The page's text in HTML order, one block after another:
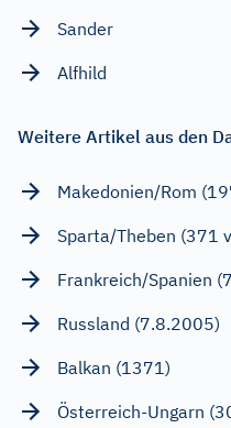
Sander
Alfhild
Weitere Artikel aus den
Makedonien/Rom
Sparta/Theben (371
Frankreich/Spanien
Russland (7.8.2005)
Balkan (1371)
Österreich-Ungarn